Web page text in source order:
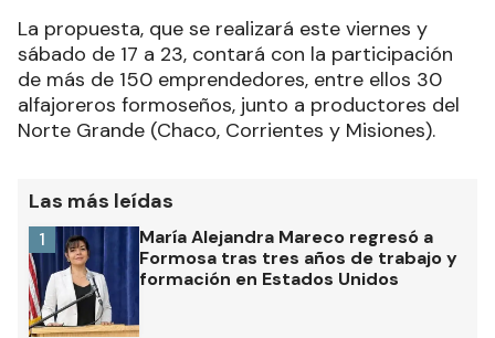
La propuesta, que se realizará este viernes y
sábado de 17 a 23, contará con la participación
de más de 150 emprendedores, entre ellos 30
alfajoreros formoseños, junto a productores del
Norte Grande (Chaco, Corrientes y Misiones).
Las más leídas
María Alejandra Mareco regresó a
Formosa tras tres años de trabajo y
formación en Estados Unidos
1